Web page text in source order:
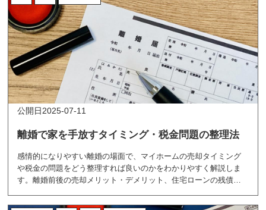
ご紹介します。経済的自立を実現するための職業訓練の選び方
や、仕事と新生活を両立させるための理想の住環境づくりについ
て解説します。
適切な職業訓練を受け、職場に近い住まいを選ぶことで、不安を
自信に変え、仕事と生活のバランスを取りやすくなります。キャ
リア再構築と理想の住環境づくりで、新しい生活を成功させるた
めのヒントをお伝えします。
離婚で家を手放すタイミング・税金問題の整理法
2025-07-11
感情的になりやすい離婚の場面で、マイホームの売却タイミング
や税金の問題をどう整理すれば良いのかをわかりやすく解説しま
す。離婚前後の売却メリット・デメリット、住宅ローンの残債へ
務的かつ具体的にご紹介。トラブル回避のための注意点も押さえ